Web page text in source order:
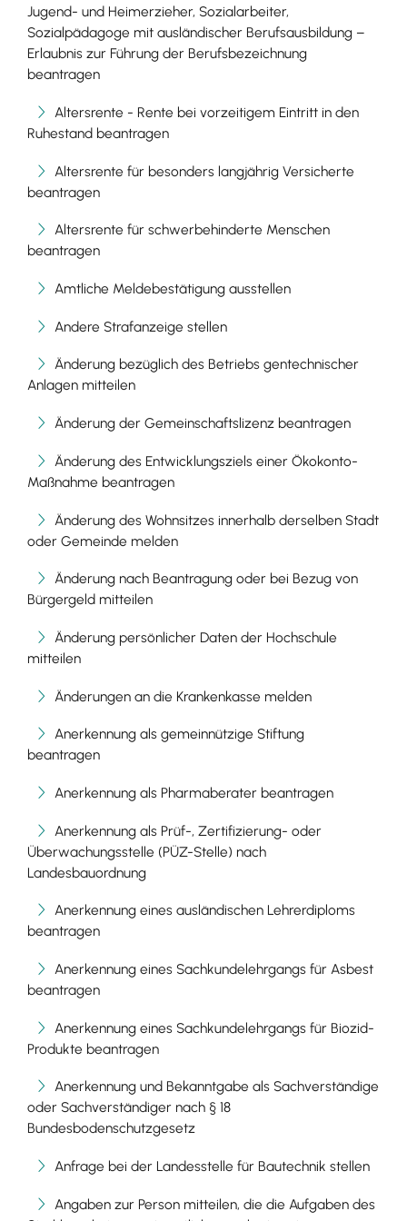
Jugend- und Heimerzieher, Sozialarbeiter,
Sozialpädagoge mit ausländischer Berufsausbildung –
Erlaubnis zur Führung der Berufsbezeichnung
beantragen
Altersrente - Rente bei vorzeitigem Eintritt in den
Ruhestand beantragen
Altersrente für besonders langjährig Versicherte
beantragen
Altersrente für schwerbehinderte Menschen
beantragen
Amtliche Meldebestätigung ausstellen
Andere Strafanzeige stellen
Änderung bezüglich des Betriebs gentechnischer
Anlagen mitteilen
Änderung der Gemeinschaftslizenz beantragen
Änderung des Entwicklungsziels einer Ökokonto-
Maßnahme beantragen
Änderung des Wohnsitzes innerhalb derselben Stadt
oder Gemeinde melden
Änderung nach Beantragung oder bei Bezug von
Bürgergeld mitteilen
Änderung persönlicher Daten der Hochschule
mitteilen
Änderungen an die Krankenkasse melden
Anerkennung als gemeinnützige Stiftung
beantragen
Anerkennung als Pharmaberater beantragen
Anerkennung als Prüf-, Zertifizierung- oder
Überwachungsstelle (PÜZ-Stelle) nach
Landesbauordnung
Anerkennung eines ausländischen Lehrerdiploms
beantragen
Anerkennung eines Sachkundelehrgangs für Asbest
beantragen
Anerkennung eines Sachkundelehrgangs für Biozid-
Produkte beantragen
Anerkennung und Bekanntgabe als Sachverständige
oder Sachverständiger nach § 18
Bundesbodenschutzgesetz
Anfrage bei der Landesstelle für Bautechnik stellen
Angaben zur Person mitteilen, die die Aufgaben des